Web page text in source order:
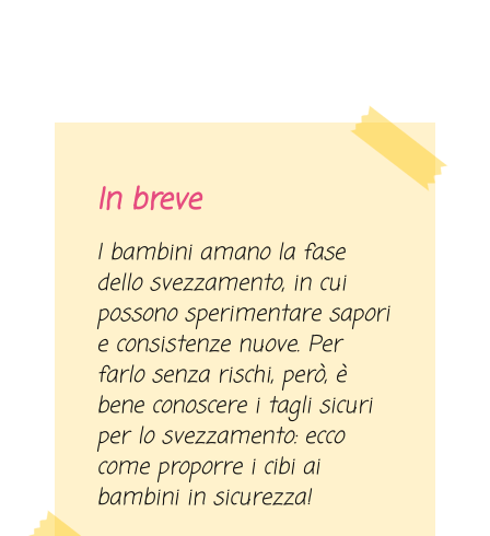
In breve
I bambini amano la fase
dello svezzamento, in cui
possono sperimentare sapori
e consistenze nuove. Per
farlo senza rischi, però, è
bene conoscere i tagli sicuri
per lo svezzamento: ecco
come proporre i cibi ai
bambini in sicurezza!